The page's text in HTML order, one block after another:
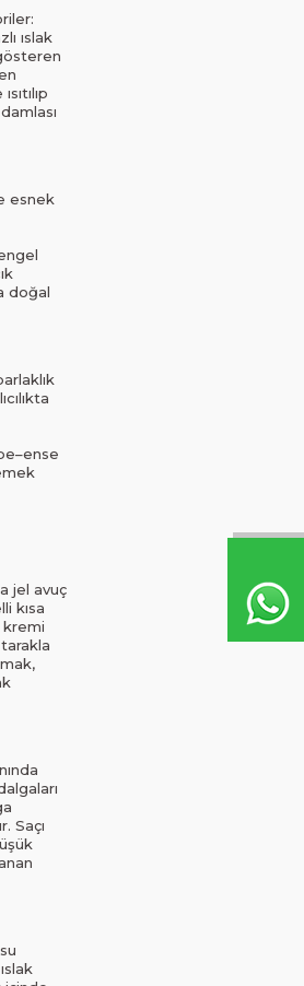
ıslak
esnek
doğal
jel avuç
kısa
kremi
Saçı